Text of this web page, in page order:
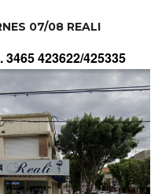
07/08 REALI
3465 423622/425335